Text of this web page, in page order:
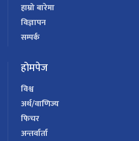
हाम्रो बारेमा
विज्ञापन
सम्पर्क
होमपेज
विश्व
अर्थ/वाणिज्य
फिचर
अन्तर्वार्ता